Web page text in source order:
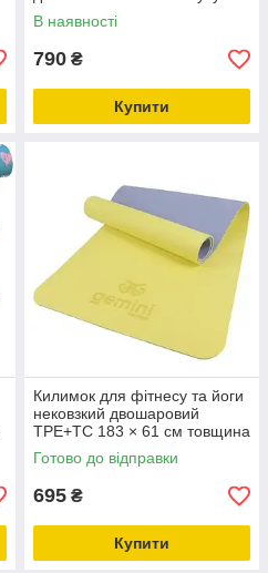
тканина 173 см × 61 см
товщина 6 мм
В наявності
790 ₴
Купити
Килимок для фітнесу та йоги
нековзкий двошаровий
TPE+TC 183 × 61 см товщина
6 мм Gemini Sport
Готово до відправки
695 ₴
Купити